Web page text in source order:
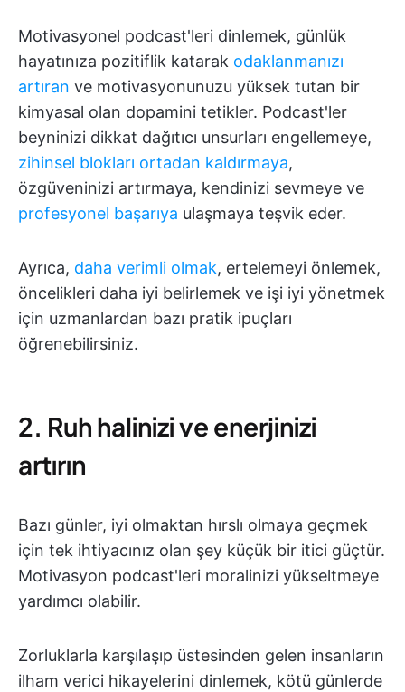
Motivasyonel podcast'leri dinlemek, günlük
hayatınıza pozitiflik katarak odaklanmanızı
artıran ve motivasyonunuzu yüksek tutan bir
kimyasal olan dopamini tetikler. Podcast'ler
beyninizi dikkat dağıtıcı unsurları engellemeye,
zihinsel blokları ortadan kaldırmaya,
özgüveninizi artırmaya, kendinizi sevmeye ve
profesyonel başarıya ulaşmaya teşvik eder.
Ayrıca, daha verimli olmak, ertelemeyi önlemek,
öncelikleri daha iyi belirlemek ve işi iyi yönetmek
için uzmanlardan bazı pratik ipuçları
öğrenebilirsiniz.
2. Ruh halinizi ve enerjinizi
artırın
Bazı günler, iyi olmaktan hırslı olmaya geçmek
için tek ihtiyacınız olan şey küçük bir itici güçtür.
Motivasyon podcast'leri moralinizi yükseltmeye
yardımcı olabilir.
Zorluklarla karşılaşıp üstesinden gelen insanların
ilham verici hikayelerini dinlemek, kötü günlerde